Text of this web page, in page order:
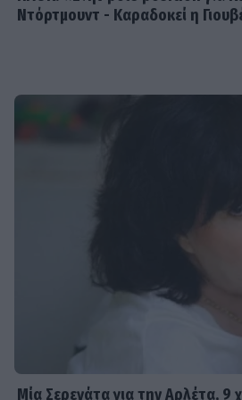
Ντόρτμουντ - Καραδοκεί η
Μία Σερενάτα για την Αρλέτα, 9